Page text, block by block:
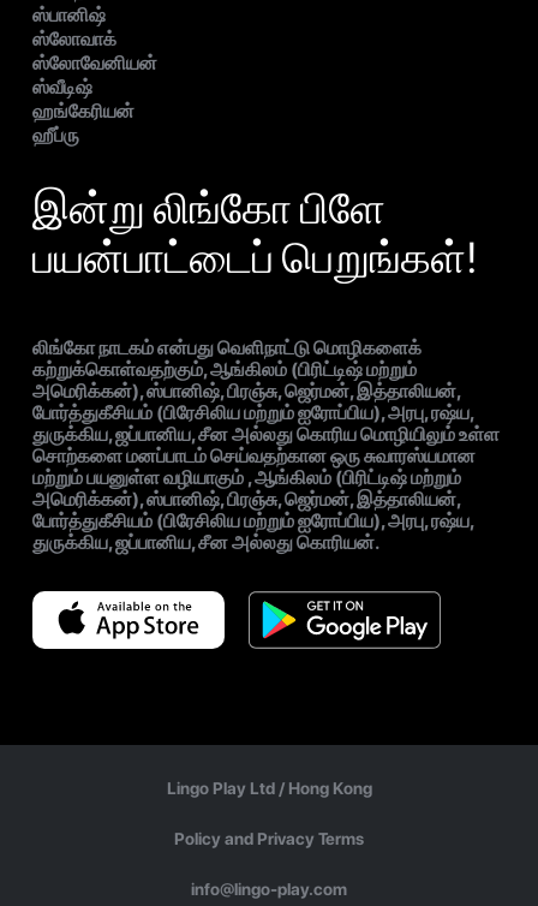
ஸ்பானிஷ்
ஸ்லோவாக்
ஸ்லோவேனியன்
ஸ்வீடிஷ்
ஹங்கேரியன்
ஹீப்ரு
இன்று லிங்கோ பிளே
பயன்பாட்டைப் பெறுங்கள்!
லிங்கோ நாடகம் என்பது வெளிநாட்டு மொழிகளைக்
கற்றுக்கொள்வதற்கும், ஆங்கிலம் (பிரிட்டிஷ் மற்றும்
அமெரிக்கன்), ஸ்பானிஷ், பிரஞ்சு, ஜெர்மன், இத்தாலியன்,
போர்த்துகீசியம் (பிரேசிலிய மற்றும் ஐரோப்பிய), அரபு, ரஷ்ய,
துருக்கிய, ஜப்பானிய, சீன அல்லது கொரிய மொழியிலும் உள்ள
சொற்களை மனப்பாடம் செய்வதற்கான ஒரு சுவாரஸ்யமான
மற்றும் பயனுள்ள வழியாகும் , ஆங்கிலம் (பிரிட்டிஷ் மற்றும்
அமெரிக்கன்), ஸ்பானிஷ், பிரஞ்சு, ஜெர்மன், இத்தாலியன்,
போர்த்துகீசியம் (பிரேசிலிய மற்றும் ஐரோப்பிய), அரபு, ரஷ்ய,
துருக்கிய, ஜப்பானிய, சீன அல்லது கொரியன்.
Lingo Play Ltd / Hong Kong
Policy and Privacy Terms
info@lingo-play.com